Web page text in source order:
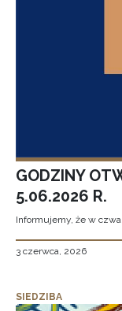
GODZINY
5.06.2026 R.
Informujemy, że w
3 czerwca, 2026
SIEDZIBA